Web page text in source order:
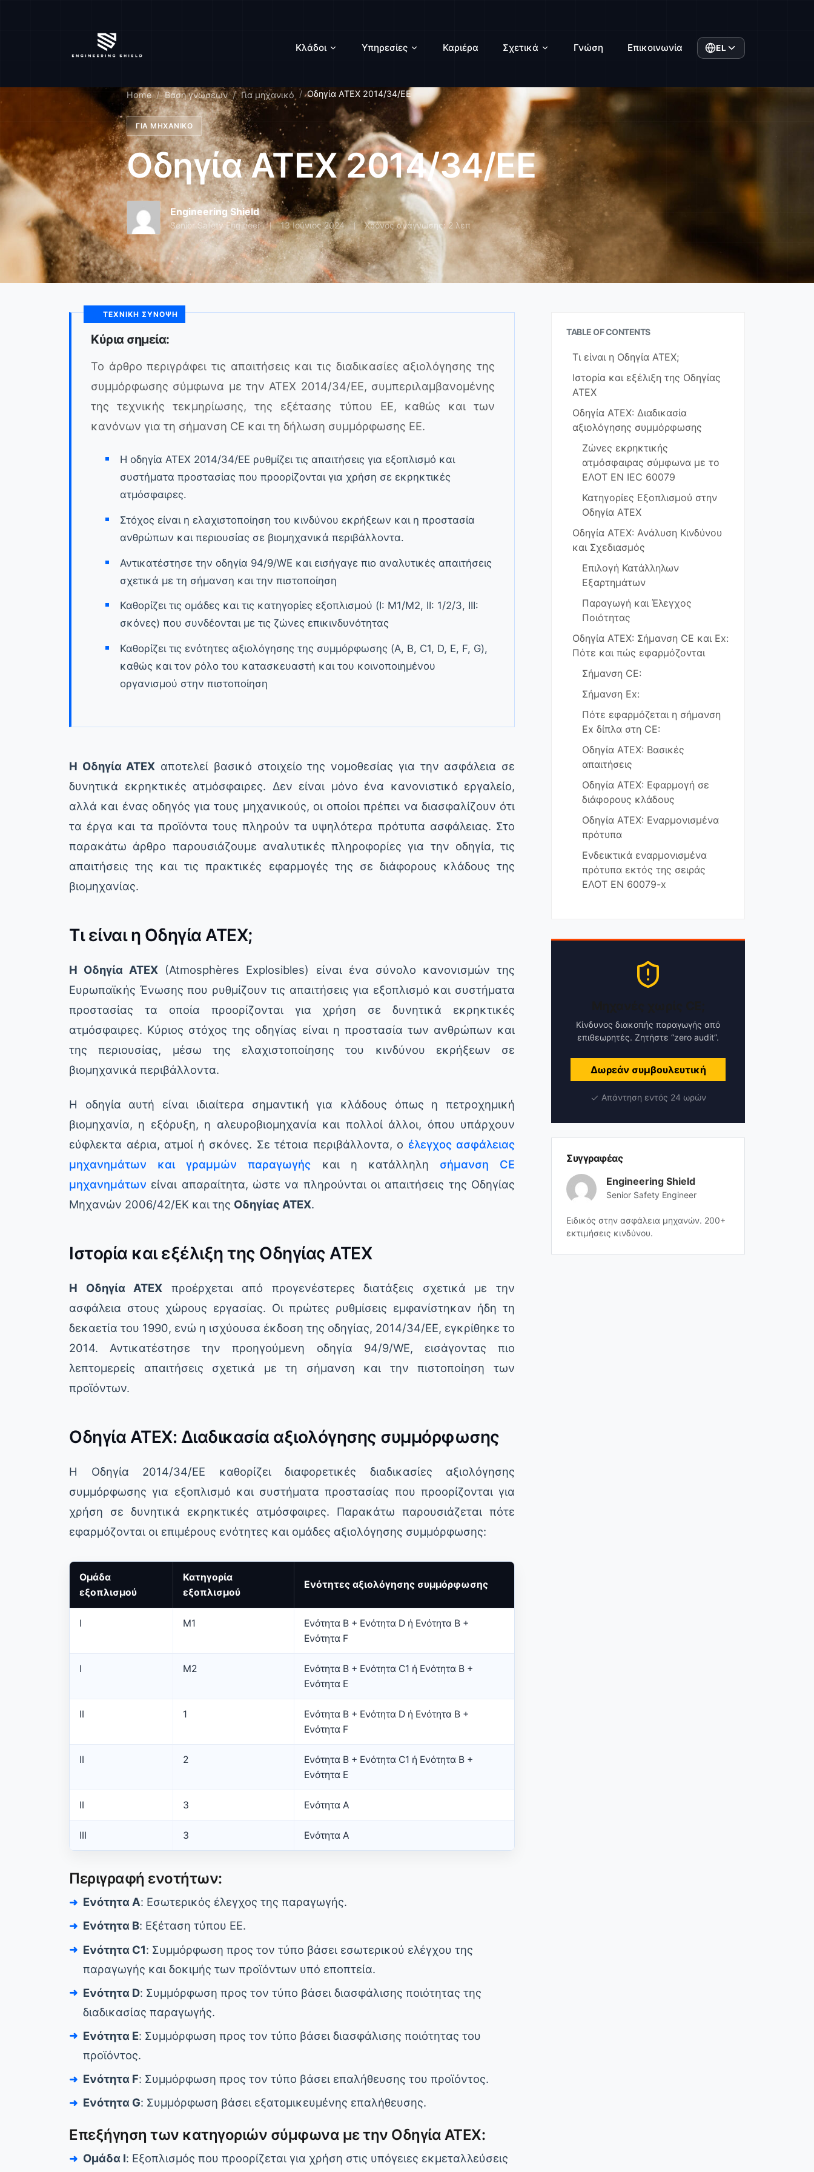
Κλάδοι Υπηρεσίες Καριέρα Σχετικά Γνώση Επικοινωνία EL
Home Βάση γνώσεων Για μηχανικό Οδηγία ATEX 2014/34/ΕΕ
ΓΙΑ ΜΗΧΑΝΙΚΌ
Οδηγία ATEX 2014/34/ΕΕ
Engineering Shield
Senior Safety Engineer 13 Ιούνιος 2024 Χρόνος ανάγνωσης: 2 λεπ
ΤΕΧΝΙΚΉ ΣΎΝΟΨΗ
Κύρια σημεία:
Το άρθρο περιγράφει τις απαιτήσεις και τις διαδικασίες αξιολόγησης της
συμμόρφωσης σύμφωνα με την ATEX 2014/34/ΕΕ, συμπεριλαμβανομένης
της τεχνικής τεκμηρίωσης, της εξέτασης τύπου ΕΕ, καθώς και των
κανόνων για τη σήμανση CE και τη δήλωση συμμόρφωσης ΕΕ.
Η οδηγία ATEX 2014/34/ΕΕ ρυθμίζει τις απαιτήσεις για εξοπλισμό και
συστήματα προστασίας που προορίζονται για χρήση σε εκρηκτικές
ατμόσφαιρες.
Στόχος είναι η ελαχιστοποίηση του κινδύνου εκρήξεων και η προστασία
ανθρώπων και περιουσίας σε βιομηχανικά περιβάλλοντα.
Αντικατέστησε την οδηγία 94/9/WE και εισήγαγε πιο αναλυτικές απαιτήσεις
σχετικά με τη σήμανση και την πιστοποίηση
Καθορίζει τις ομάδες και τις κατηγορίες εξοπλισμού (I: M1/M2, II: 1/2/3, III:
σκόνες) που συνδέονται με τις ζώνες επικινδυνότητας
Καθορίζει τις ενότητες αξιολόγησης της συμμόρφωσης (A, B, C1, D, E, F, G),
καθώς και τον ρόλο του κατασκευαστή και του κοινοποιημένου
οργανισμού στην πιστοποίηση
Η Οδηγία ATEX αποτελεί βασικό στοιχείο της νομοθεσίας για την ασφάλεια σε
δυνητικά εκρηκτικές ατμόσφαιρες. Δεν είναι μόνο ένα κανονιστικό εργαλείο,
αλλά και ένας οδηγός για τους μηχανικούς, οι οποίοι πρέπει να διασφαλίζουν ότι
τα έργα και τα προϊόντα τους πληρούν τα υψηλότερα πρότυπα ασφάλειας. Στο
παρακάτω άρθρο παρουσιάζουμε αναλυτικές πληροφορίες για την οδηγία, τις
απαιτήσεις της και τις πρακτικές εφαρμογές της σε διάφορους κλάδους της
βιομηχανίας.
Τι είναι η Οδηγία ATEX;
Η Οδηγία ATEX (Atmosphères Explosibles) είναι ένα σύνολο κανονισμών της
Ευρωπαϊκής Ένωσης που ρυθμίζουν τις απαιτήσεις για εξοπλισμό και συστήματα
προστασίας τα οποία προορίζονται για χρήση σε δυνητικά εκρηκτικές
ατμόσφαιρες. Κύριος στόχος της οδηγίας είναι η προστασία των ανθρώπων και
της περιουσίας, μέσω της ελαχιστοποίησης του κινδύνου εκρήξεων σε
βιομηχανικά περιβάλλοντα.
Η οδηγία αυτή είναι ιδιαίτερα σημαντική για κλάδους όπως η πετροχημική
βιομηχανία, η εξόρυξη, η αλευροβιομηχανία και πολλοί άλλοι, όπου υπάρχουν
εύφλεκτα αέρια, ατμοί ή σκόνες. Σε τέτοια περιβάλλοντα, ο έλεγχος ασφάλειας
μηχανημάτων και γραμμών παραγωγής και η κατάλληλη σήμανση CE
μηχανημάτων είναι απαραίτητα, ώστε να πληρούνται οι απαιτήσεις της Οδηγίας
Μηχανών 2006/42/ΕΚ και της Οδηγίας ATEX.
Ιστορία και εξέλιξη της Οδηγίας ATEX
Η Οδηγία ATEX προέρχεται από προγενέστερες διατάξεις σχετικά με την
ασφάλεια στους χώρους εργασίας. Οι πρώτες ρυθμίσεις εμφανίστηκαν ήδη τη
δεκαετία του 1990, ενώ η ισχύουσα έκδοση της οδηγίας, 2014/34/ΕΕ, εγκρίθηκε το
2014. Αντικατέστησε την προηγούμενη οδηγία 94/9/WE, εισάγοντας πιο
λεπτομερείς απαιτήσεις σχετικά με τη σήμανση και την πιστοποίηση των
προϊόντων.
Οδηγία ATEX: Διαδικασία αξιολόγησης συμμόρφωσης
Η Οδηγία 2014/34/ΕΕ καθορίζει διαφορετικές διαδικασίες αξιολόγησης
συμμόρφωσης για εξοπλισμό και συστήματα προστασίας που προορίζονται για
χρήση σε δυνητικά εκρηκτικές ατμόσφαιρες. Παρακάτω παρουσιάζεται πότε
εφαρμόζονται οι επιμέρους ενότητες και ομάδες αξιολόγησης συμμόρφωσης:
Ομάδα
εξοπλισμού
Κατηγορία
εξοπλισμού
Ενότητες αξιολόγησης συμμόρφωσης
I M1
Ενότητα B + Ενότητα D ή Ενότητα B +
Ενότητα F
I M2
Ενότητα B + Ενότητα C1 ή Ενότητα B +
Ενότητα E
II 1
Ενότητα B + Ενότητα D ή Ενότητα B +
Ενότητα F
II 2
Ενότητα B + Ενότητα C1 ή Ενότητα B +
Ενότητα E
II 3 Ενότητα A
III 3 Ενότητα A
Περιγραφή ενοτήτων:
Ενότητα A: Εσωτερικός έλεγχος της παραγωγής.
Ενότητα B: Εξέταση τύπου ΕΕ.
Ενότητα C1: Συμμόρφωση προς τον τύπο βάσει εσωτερικού ελέγχου της
παραγωγής και δοκιμής των προϊόντων υπό εποπτεία.
Ενότητα D: Συμμόρφωση προς τον τύπο βάσει διασφάλισης ποιότητας της
διαδικασίας παραγωγής.
Ενότητα E: Συμμόρφωση προς τον τύπο βάσει διασφάλισης ποιότητας του
προϊόντος.
Ενότητα F: Συμμόρφωση προς τον τύπο βάσει επαλήθευσης του προϊόντος.
Ενότητα G: Συμμόρφωση βάσει εξατομικευμένης επαλήθευσης.
Επεξήγηση των κατηγοριών σύμφωνα με την Οδηγία ATEX:
Ομάδα I: Εξοπλισμός που προορίζεται για χρήση στις υπόγειες εκμεταλλεύσεις
TABLE OF CONTENTS
Τι είναι η Οδηγία ATEX;
Ιστορία και εξέλιξη της Οδηγίας
ATEX
Οδηγία ATEX: Διαδικασία
αξιολόγησης συμμόρφωσης
Ζώνες εκρηκτικής
ατμόσφαιρας σύμφωνα με το
ΕΛΟΤ EN IEC 60079
Κατηγορίες Εξοπλισμού στην
Οδηγία ATEX
Οδηγία ATEX: Ανάλυση Κινδύνου
και Σχεδιασμός
Επιλογή Κατάλληλων
Εξαρτημάτων
Παραγωγή και Έλεγχος
Ποιότητας
Οδηγία ATEX: Σήμανση CE και Ex:
Πότε και πώς εφαρμόζονται
Σήμανση CE:
Σήμανση Ex:
Πότε εφαρμόζεται η σήμανση
Ex δίπλα στη CE:
Οδηγία ATEX: Βασικές
απαιτήσεις
Οδηγία ATEX: Εφαρμογή σε
διάφορους κλάδους
Οδηγία ATEX: Εναρμονισμένα
πρότυπα
Ενδεικτικά εναρμονισμένα
πρότυπα εκτός της σειράς
ΕΛΟΤ EN 60079-x
Κίνδυνος διακοπής παραγωγής από
επιθεωρητές. Ζητήστε “zero audit”.
Δωρεάν συμβουλευτική
Απάντηση εντός 24 ωρών
Συγγραφέας
Engineering Shield
Senior Safety Engineer
Ειδικός στην ασφάλεια μηχανών. 200+
εκτιμήσεις κινδύνου.